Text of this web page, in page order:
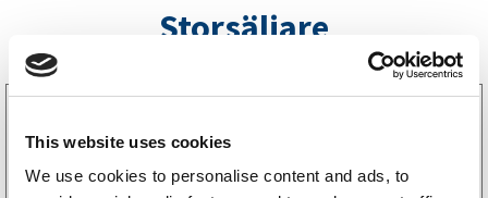
This website uses cookies
We use cookies to personalise content and ads, to
Storsäljare
LGF Skylt Självhäftande